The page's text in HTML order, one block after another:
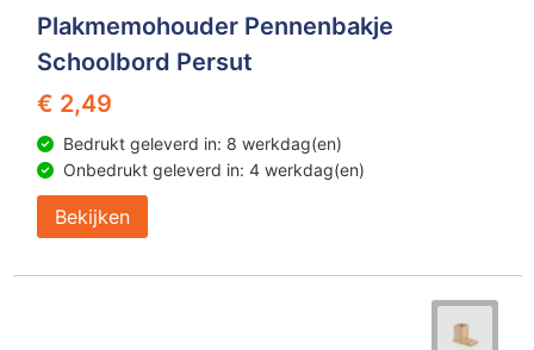
Plakmemohouder Pennenbakje
Schoolbord Persut
€ 2,49
Bedrukt geleverd in: 8 werkdag(en)
Onbedrukt geleverd in: 4 werkdag(en)
Bekijken